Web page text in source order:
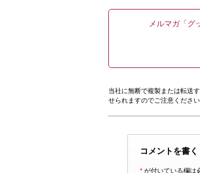
メルマガ「グ
当社に無断で複製または転送
せられますのでご注意ください
コメントを書く
*が付いている欄は